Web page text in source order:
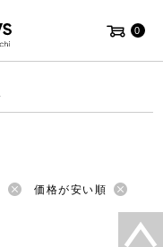
0
価格が安い順